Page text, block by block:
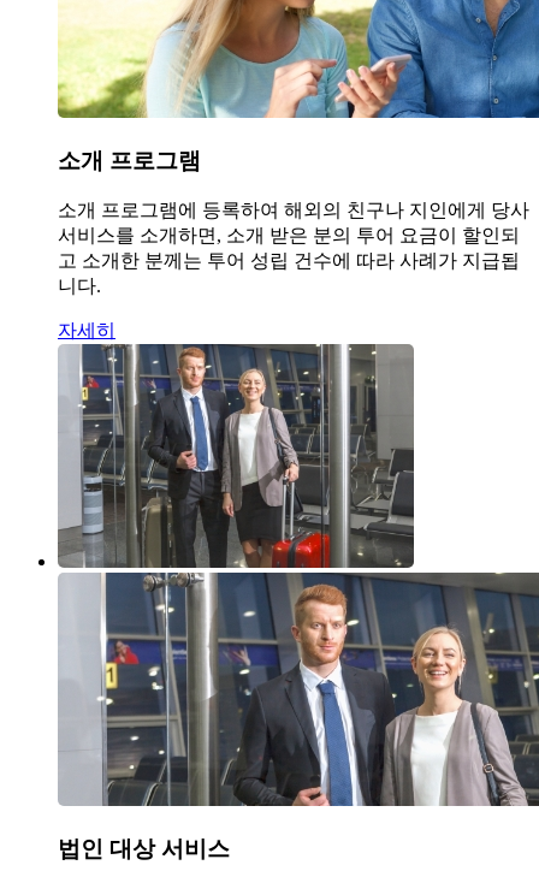
소개 프로그램
소개 프로그램에 등록하여 해외의 친구나 지인에게 당사
서비스를 소개하면, 소개 받은 분의 투어 요금이 할인되
고 소개한 분께는 투어 성립 건수에 따라 사례가 지급됩
니다.
자세히
법인 대상 서비스